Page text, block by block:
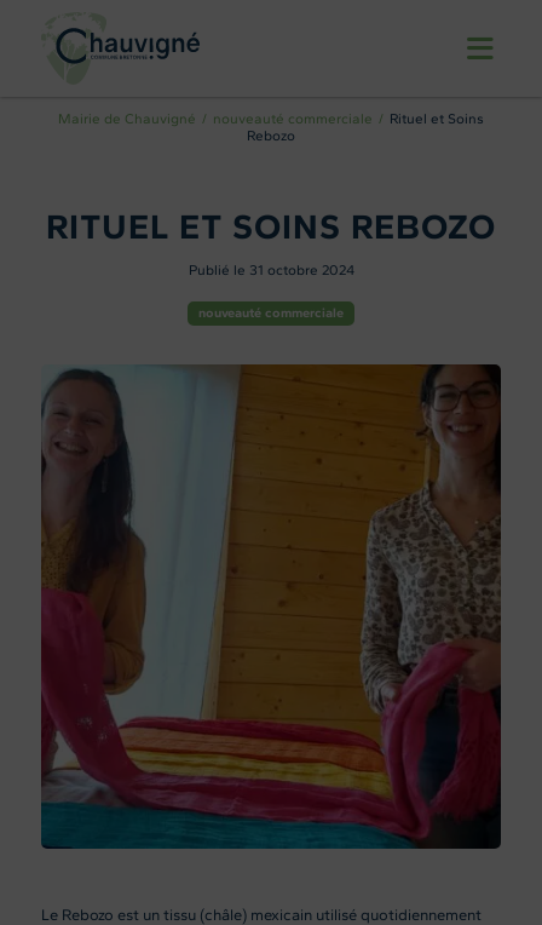
Mairie de Chauvigné nouveauté commerciale
Rituel et Soins
Rebozo
RITUEL ET SOINS REBOZO
Publié le 31 octobre 2024
nouveauté commerciale
Le Rebozo est un tissu (châle) mexicain utilisé quotidiennement